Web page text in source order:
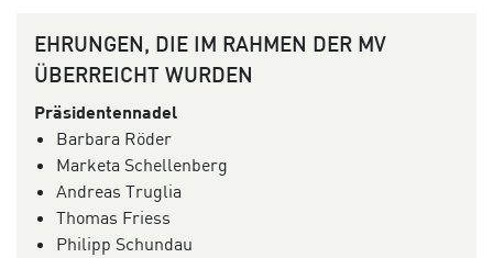
EHRUNGEN, DIE IM RAHMEN DER MV
ÜBERREICHT WURDEN
Präsidentennadel
Barbara Röder
Marketa Schellenberg
Andreas Truglia
Thomas Friess
Philipp Schundau